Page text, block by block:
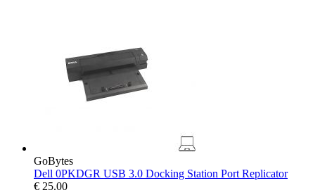
GoBytes
Dell 0PKDGR USB 3.0 Docking Station Port Replicator
€ 25.00